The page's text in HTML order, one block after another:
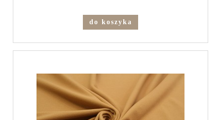
do koszyka